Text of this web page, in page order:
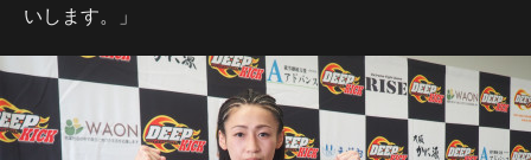
いします。」